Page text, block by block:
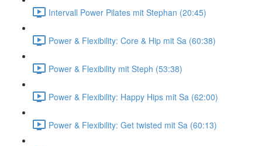
Intervall Power Pilates mit Stephan (20:45)
Power & Flexibility: Core & Hip mit Sa (60:38)
Power & Flexibility mit Steph (53:38)
Power & Flexibility: Happy Hips mit Sa (62:00)
Power & Flexibility: Get twisted mit Sa (60:13)